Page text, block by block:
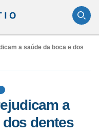
a saúde da boca e dos
a
dentes